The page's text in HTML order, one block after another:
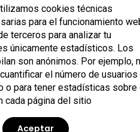
cookies técnicas
para el funcionamiento
terceros para analizar tu
únicamente estadísticos. Los
son anónimos. Por ejemplo,
el número de usuarios
o para tener estadísticas sobre
cada página del sitio
Aceptar